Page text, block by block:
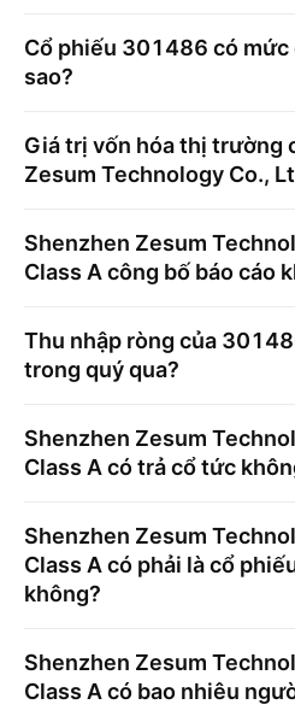
Cổ phiếu 301486 có mức
sao?
Giá trị vốn hóa thị trường
Zesum Technology Co.,
Shenzhen Zesum
Class A công bố báo cáo
Thu nhập ròng của
trong quý qua?
Shenzhen Zesum
Class A có trả cổ tức
Shenzhen Zesum
Class A có phải là cổ
không?
Shenzhen Zesum
Class A có bao nhiêu